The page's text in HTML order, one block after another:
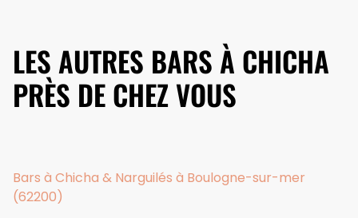
LES AUTRES BARS À CHICHA
PRÈS DE CHEZ VOUS
Bars à Chicha & Narguilés à Boulogne-sur-mer
(62200)